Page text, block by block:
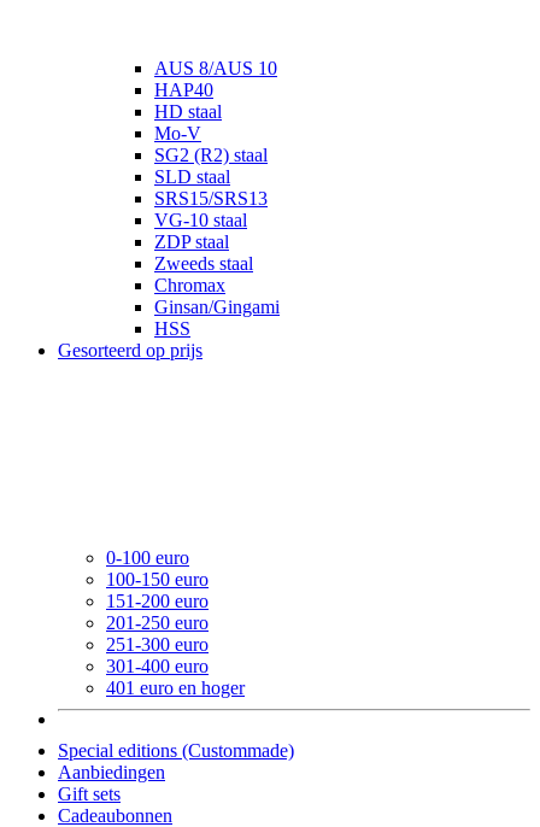
AUS 8/AUS 10
HAP40
HD staal
Mo-V
SG2 (R2) staal
SLD staal
SRS15/SRS13
VG-10 staal
ZDP staal
Zweeds staal
Chromax
Ginsan/Gingami
HSS
Gesorteerd op prijs
0-100 euro
100-150 euro
151-200 euro
201-250 euro
251-300 euro
301-400 euro
401 euro en hoger
Special editions (Custommade)
Aanbiedingen
Gift sets
Cadeaubonnen